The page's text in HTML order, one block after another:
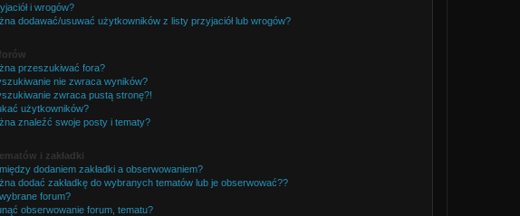
i wrogów?
dodawać/usuwać użytkowników z listy przyjaciół lub wrogów?
przeszukiwać fora?
nie zwraca wyników?
zwraca pustą stronę?!
użytkowników?
znaleźć swoje posty i tematy?
i zakładki
dodaniem zakładki a obserwowaniem?
dodać zakładkę do wybranych tematów lub je obserwować??
forum?
obserwowanie forum, tematu?